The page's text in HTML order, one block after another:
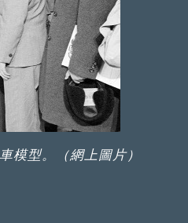
模型。（網上圖片）